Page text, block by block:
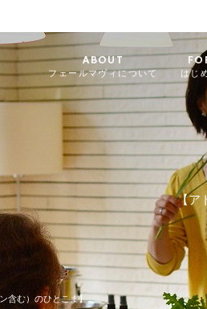
ABOUT
フェールマヴィについて はじ
【ア
含む）のひとこま】